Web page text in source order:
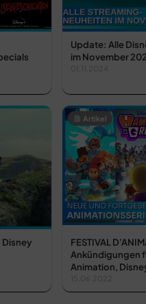
Update: Alle
im November
Disney
Artikel
FESTIVAL
Ankündigungen
Animation,
15.06.2022